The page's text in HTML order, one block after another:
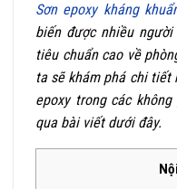
Sơn epoxy kháng
biến được nhiều
tiêu chuẩn cao về
ta sẽ khám phá chi tiết
epoxy trong các
qua bài viết dưới đây.